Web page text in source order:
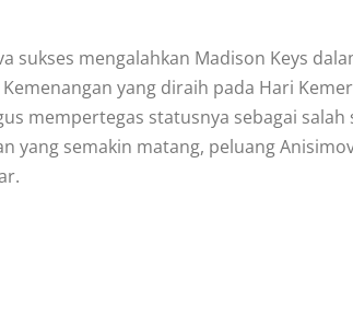
sukses mengalahkan Madison Keys
yang diraih pada Hari
mempertegas statusnya sebagai
yang semakin matang, peluang